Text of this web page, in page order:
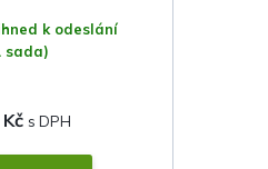
k odeslání
sada)